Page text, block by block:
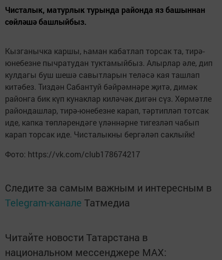
Чисталык, матурлык турында районда яз башыннан
сөйләшә башлыйбыз.
Кызганычка каршы, һаман кабатлап торсак та, тирә-
юнебезне пычратудан туктамыйбыз. Алырлар әле, дип
кулдагы буш шешә савытларын теләсә кая ташлап
китәбез. Тиздән Сабантуй бәйрәмнәре җитә, димәк
районга бик күп кунаклар киләчәк дигән сүз. Хөрмәтле
райондашлар, тирә-юнебезне карап, тәртипләп тотсак
иде, капка төпләрендәге үләннәрне тигезләп чабып
карап торсак иде. Чисталыкны бергәләп саклыйк!
Фото: https://vk.com/club178674217
Следите за самым важным и интересным в
Telegram-канале Татмедиа
Читайте новости Татарстана в
национальном мессенджере MАХ: